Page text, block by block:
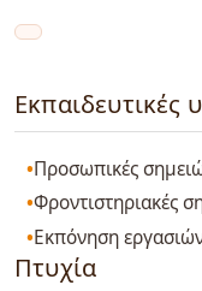
Εκπαιδευτικές
Προσωπικές
Φροντιστηριακές
Εκπόνηση
Πτυχία